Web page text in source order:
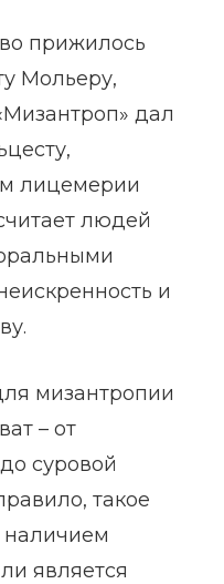
прижилось
Мольеру,
дал
лицемерии
людей
и
мизантропии
– от
суровой
такое
наличием
является